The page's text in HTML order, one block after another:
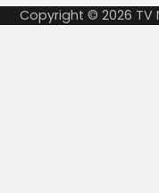
Copyright © 2026 TV